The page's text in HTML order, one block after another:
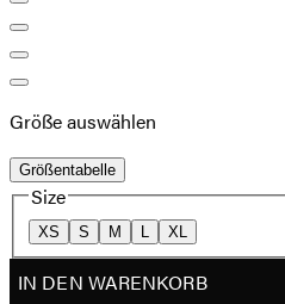
Größe auswählen
Größentabelle
Size
XS S M L XL
IN DEN WARENKORB